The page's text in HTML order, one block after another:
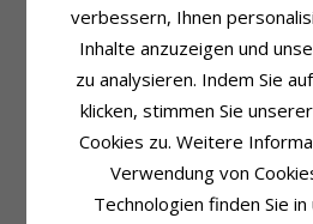
Oberfläche:Facette
Lieferzeit
Lieferzeit: 4-5 Werktage
VERWANDTE
verbessern, Ihnen
Inhalte anzuzeigen und
zu analysieren. Indem Sie
klicken, stimmen Sie
Cookies zu. Weitere
Verwendung von
Technologien finden Sie